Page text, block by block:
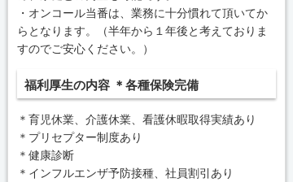
・オンコール当番は、業務に十分慣れて頂いてか
らとなります。（半年から１年後と考えておりま
すのでご安心ください。）
福利厚生の内容 ＊各種保険完備
＊育児休業、介護休業、看護休暇取得実績あり
＊プリセプター制度あり
＊健康診断
＊インフルエンザ予防接種、社員割引あり